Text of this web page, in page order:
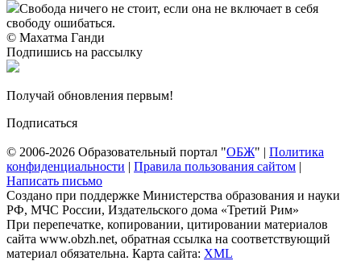
Свобода ничего не стоит, если она не включает в себя
свободу ошибаться.
© Махатма Ганди
Подпишись на рассылку
Получай обновления первым!
Подписаться
© 2006-2026 Образовательный портал "ОБЖ" | Политика
конфиденциальности | Правила пользования сайтом |
Написать письмо
Создано при поддержке Министерства образования и науки
РФ, МЧС России, Издательского дома «Третий Рим»
При перепечатке, копировании, цитировании материалов
сайта www.obzh.net, обратная ссылка на соответствующий
материал обязательна. Карта сайта: XML